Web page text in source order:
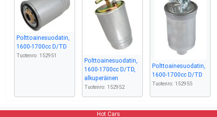
Polttoainesuodatin,
1600-1700cc D/TD
Tuotenro: 152951
Polttoainesuodatin,
1600-1700cc D/TD,
alkuperäinen
Tuotenro: 152952
Polttoainesuodatin,
1600-1700cc D/TD
Tuotenro: 152955
Hot Cars